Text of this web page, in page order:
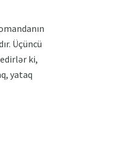
Üçüncü
ki,
yataq